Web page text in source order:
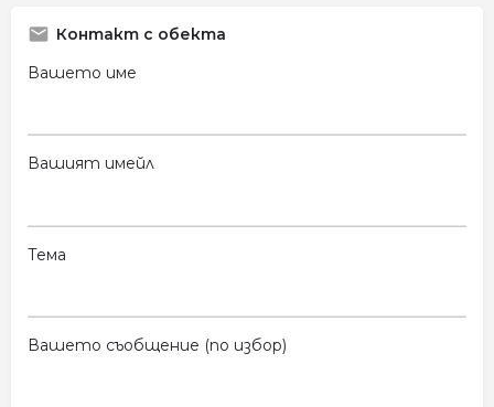
Контакт с обекта
Вашето име
Вашият имейл
Тема
Вашето съобщение (по избор)